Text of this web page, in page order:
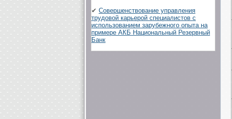
✔ Совершенствование управления
трудовой карьерой специалистов с
использованием зарубежного опыта на
примере АКБ Национальный Резервный
Банк